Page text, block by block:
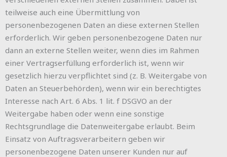
teilweise auch eine Übermittlung von
personenbezogenen Daten an diese externen Stellen
erforderlich. Wir geben personenbezogene Daten nur
dann an externe Stellen weiter, wenn dies im Rahmen
einer Vertragserfüllung erforderlich ist, wenn wir
gesetzlich hierzu verpflichtet sind (z. B. Weitergabe von
Daten an Steuerbehörden), wenn wir ein berechtigtes
Interesse nach Art. 6 Abs. 1 lit. f DSGVO an der
Weitergabe haben oder wenn eine sonstige
Rechtsgrundlage die Datenweitergabe erlaubt. Beim
Einsatz von Auftragsverarbeitern geben wir
personenbezogene Daten unserer Kunden nur auf